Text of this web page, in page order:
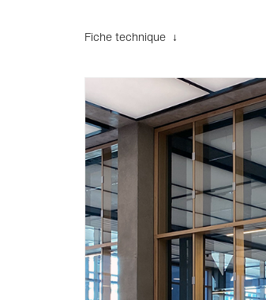
Fiche technique ↓